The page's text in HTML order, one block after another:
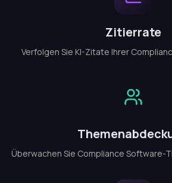
Zitierrate
Verfolgen Sie KI-Zitate Ihrer
Überwachen Sie Compliance Software-